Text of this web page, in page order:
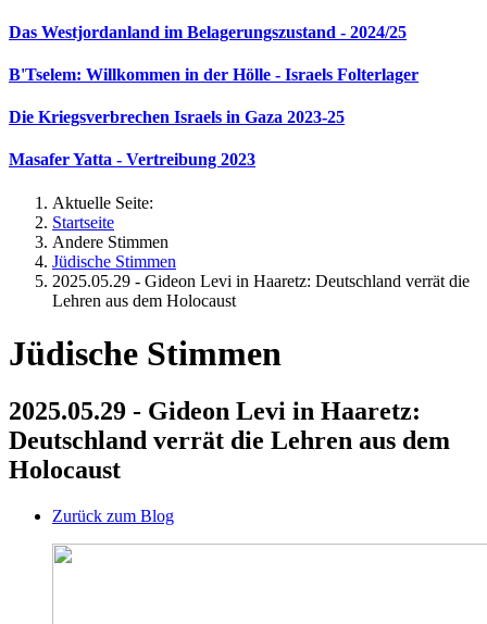
Das Westjordanland im Belagerungszustand - 2024/25
B'Tselem: Willkommen in der Hölle - Israels Folterlager
Die Kriegsverbrechen Israels in Gaza 2023-25
Masafer Yatta - Vertreibung 2023
Aktuelle Seite:
Startseite
Andere Stimmen
Jüdische Stimmen
2025.05.29 - Gideon Levi in Haaretz: Deutschland verrät die
Lehren aus dem Holocaust
Jüdische Stimmen
2025.05.29 - Gideon Levi in Haaretz:
Deutschland verrät die Lehren aus dem
Holocaust
Zurück zum Blog